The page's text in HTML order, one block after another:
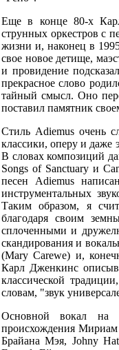
Еще в конце 80-х
струнных оркестров с
жизни и, наконец в
свое новое детище,
и провидение
прекрасное слово
тайный смысл. Оно
поставил памятник
Стиль Adiemus очень
классики, оперу и даже
В словах композиций
Songs of Sanctuary и
песен Adiemus
инструментальных
Таким образом, я
благодаря своим
сплоченными и
скандирования и
(Mary Carewe) и,
Карл Дженкинс
классической
словам, "звук
Основной вокал на
происхождения
Брайана Мэя, Johny